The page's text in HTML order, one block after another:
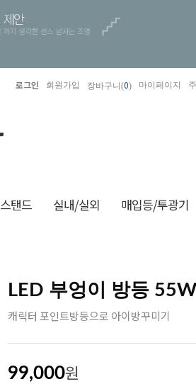
로그인 회원가입 장바구니(0) 마이페이지
스탠드 실내/실외 매입등/투광기
LED 부엉이 방등 55W
캐릭터 포인트방등으로 아이방꾸미기
99,000원